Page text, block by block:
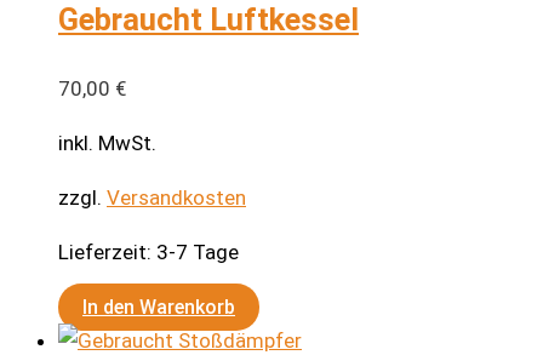
Gebraucht Luftkessel
70,00 €
inkl. MwSt.
zzgl. Versandkosten
Lieferzeit: 3-7 Tage
In den Warenkorb